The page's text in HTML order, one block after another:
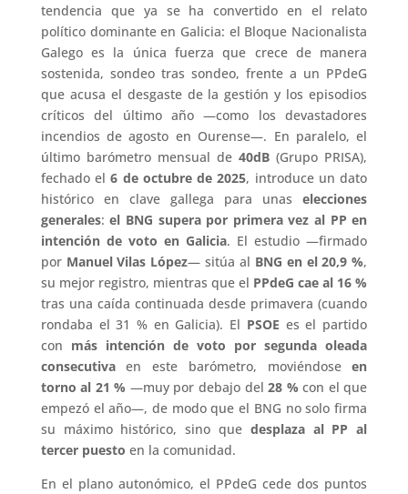
tendencia que ya se ha convertido en el relato
político dominante en Galicia: el Bloque Nacionalista
Galego es la única fuerza que crece de manera
sostenida, sondeo tras sondeo, frente a un PPdeG
que acusa el desgaste de la gestión y los episodios
críticos del último año —como los devastadores
incendios de agosto en Ourense—. En paralelo, el
último barómetro mensual de40dB (Grupo PRISA),
fechado el6 de octubre de 2025, introduce un dato
histórico en clave gallega para unaselecciones
generales:el BNG supera por primera vez al PP en
intención de voto en Galicia. El estudio —firmado
por Manuel Vilas López— sitúa al BNG en el 20,9 %,
su mejor registro, mientras que el PPdeG cae al 16 %
tras una caída continuada desde primavera (cuando
rondaba el 31 % en Galicia). El PSOE es el partido
con más intención de voto por segunda oleada
consecutivaen este barómetro, moviéndoseen
torno al 21 % —muy por debajo del28 % con el que
empezó el año—, de modo que el BNG no solo firma
su máximo histórico, sino que desplaza al PP al
tercer puesto en la comunidad.
En el plano autonómico, el PPdeG cede dos puntos